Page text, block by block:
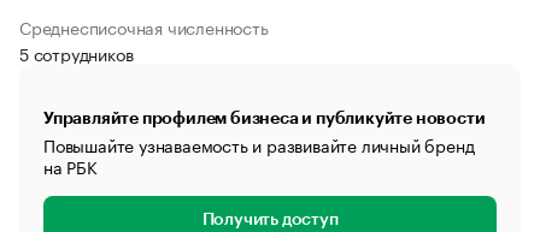
Среднесписочная численность
5 сотрудников
Управляйте профилем бизнеса и публикуйте новости
Повышайте узнаваемость и развивайте личный бренд
на РБК
Получить доступ